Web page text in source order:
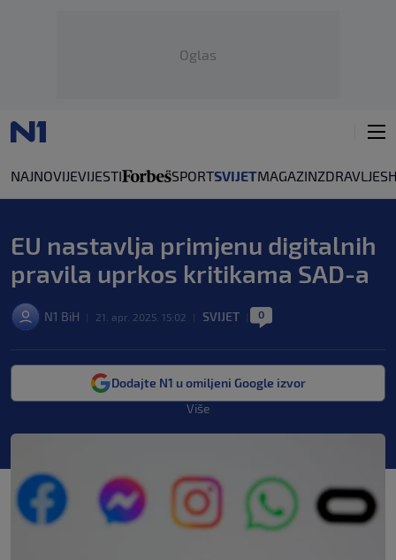
Oglas
NAJNOVIJEVIJESTI SPORTSVIJETMAGAZINZDRAVLJE
EU nastavlja primjenu digitalnih
pravila uprkos kritikama SAD-a
N1 BiH 21. apr. 2025. 15:02 SVIJET 0
Dodajte N1 u omiljeni Google izvor
Više